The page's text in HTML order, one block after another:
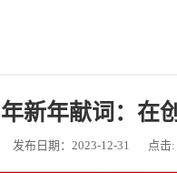
新年献词：在
发布日期：2023-12-31 点击: